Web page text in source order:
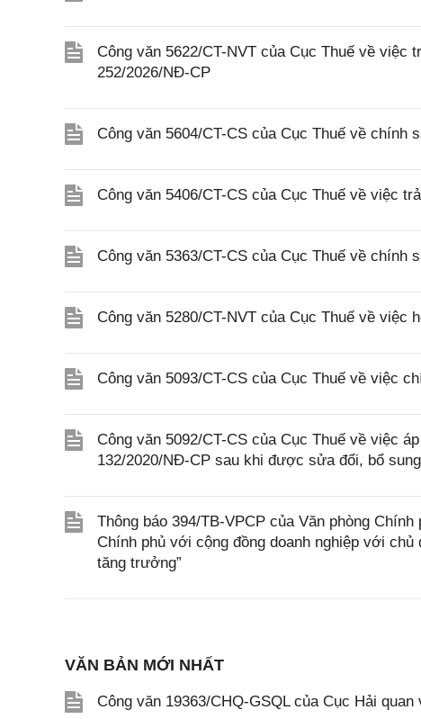
Công văn 5622/CT-NVT của Cục Thuế về việc
252/2026/NĐ-CP
Công văn 5604/CT-CS của Cục Thuế về chính
Công văn 5406/CT-CS của Cục Thuế về việc
Công văn 5363/CT-CS của Cục Thuế về chính
Công văn 5280/CT-NVT của Cục Thuế về việc
Công văn 5093/CT-CS của Cục Thuế về việc
Công văn 5092/CT-CS của Cục Thuế về việc
132/2020/NĐ-CP sau khi được sửa đổi, bổ
Thông báo 394/TB-VPCP của Văn phòng
Chính phủ với cộng đồng doanh nghiệp với
tăng trưởng”
VĂN BẢN MỚI NHẤT
Công văn 19363/CHQ-GSQL của Cục Hải